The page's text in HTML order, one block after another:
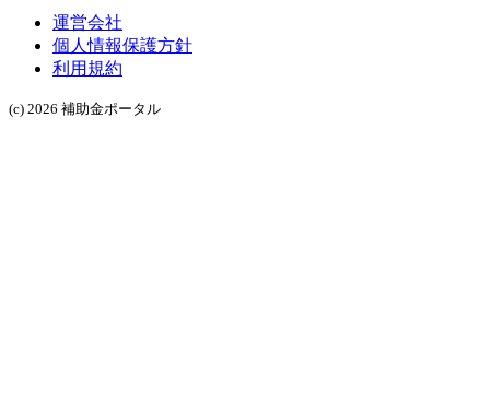
運営会社
個人情報保護方針
利用規約
(c) 2026 補助金ポータル